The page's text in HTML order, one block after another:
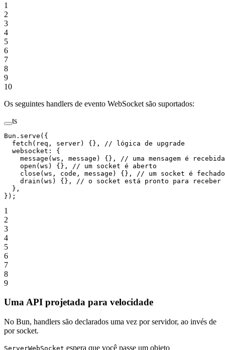
1
2
3
4
5
6
7
8
9
10
Os seguintes handlers de evento WebSocket são suportados:
ts
Bun. serve ({
  fetch
( req , server) {},
// lógica de upgrade
  websocket: {
    message
(ws , message ) {},
// uma mensagem é recebida
    open
(ws ) {},
// um socket é aberto
    close
(ws , code , message ) {},
// um socket é fechado
    drain
(ws ) {},
// o socket está pronto para receber
  },
});
1
2
3
4
5
6
7
8
9
Uma API projetada para velocidade
No Bun, handlers são declarados uma vez por servidor, ao invés de
por socket.
ServerWebSocket espera que você passe um objeto